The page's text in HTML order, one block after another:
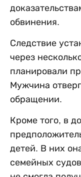
обвинения.
Следствие
через
планировали
Мужчина
обращении.
Кроме того, в
детей. В них
семейных